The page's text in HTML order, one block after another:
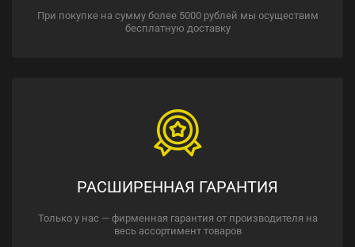
При покупке на сумму более 5000 рублей мы осуществим
бесплатную доставку
РАСШИРЕННАЯ ГАРАНТИЯ
Только у нас — фирменная гарантия от производителя на
весь ассортимент товаров